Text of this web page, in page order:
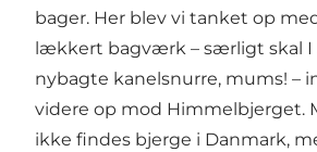
bager. Her blev vi tanket op
lækkert bagværk – særligt skal I
nybagte kanelsnurre, mums! –
videre op mod Himmelbjerget.
ikke findes bjerge i Danmark,